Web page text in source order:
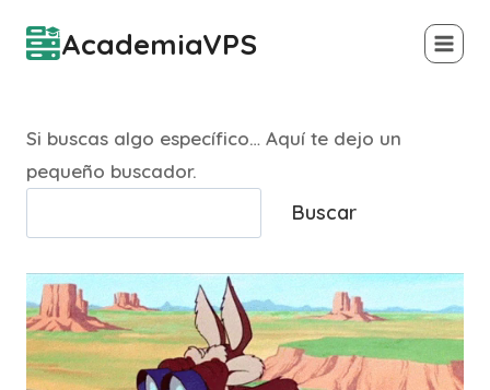
AcademiaVPS
Si buscas algo específico… Aquí te dejo un
pequeño buscador.
Buscar